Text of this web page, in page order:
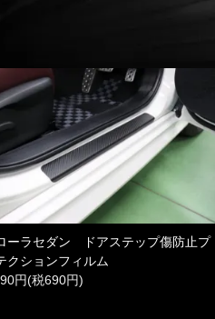
ーラセダン ドアステップ傷防止プ
クションフィルム
円(税690円)